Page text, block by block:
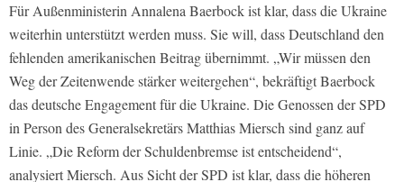
Für Außenministerin Annalena Baerbock ist klar, dass die Ukraine
weiterhin unterstützt werden muss. Sie will, dass Deutschland den
fehlenden amerikanischen Beitrag übernimmt. „Wir müssen den
Weg der Zeitenwende stärker weitergehen“, bekräftigt Baerbock
das deutsche Engagement für die Ukraine. Die Genossen der SPD
in Person des Generalsekretärs Matthias Miersch sind ganz auf
Linie. „Die Reform der Schuldenbremse ist entscheidend“,
analysiert Miersch. Aus Sicht der SPD ist klar, dass die höheren